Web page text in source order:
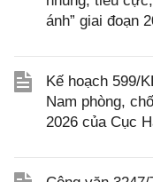
ánh” giai đoạn
Kế hoạch 599/
Nam phòng,
2026 của Cục